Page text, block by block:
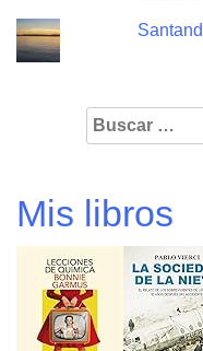
Buscar:
Mis libros